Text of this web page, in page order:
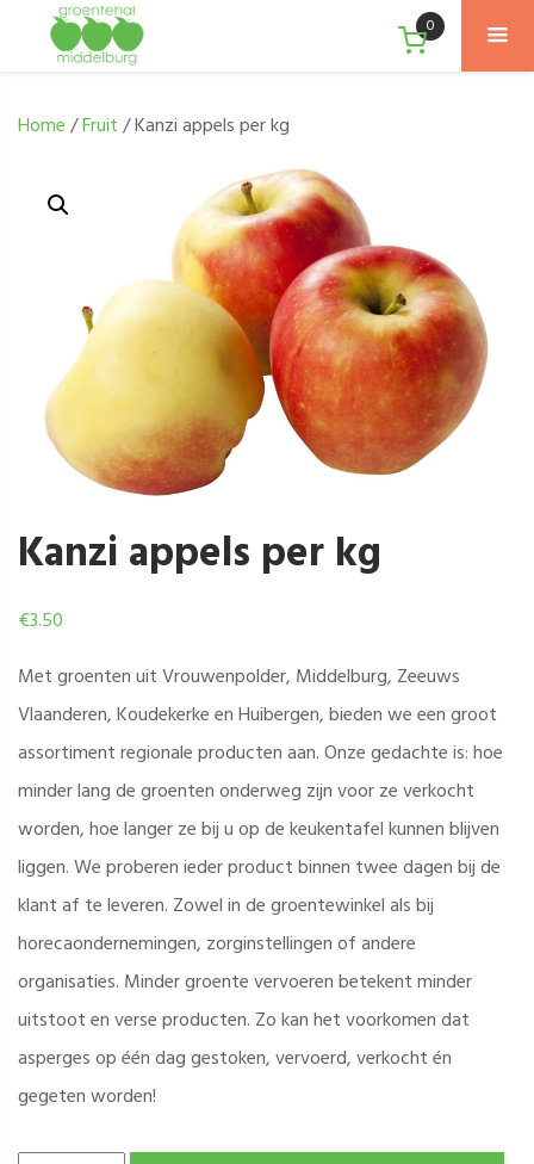
0
Home/Fruit/ Kanzi appels per kg
Kanzi appels per kg
€3.50
Met groenten uit Vrouwenpolder, Middelburg, Zeeuws
Vlaanderen, Koudekerke en Huibergen, bieden we een groot
assortiment regionale producten aan. Onze gedachte is: hoe
minder lang de groenten onderweg zijn voor ze verkocht
worden, hoe langer ze bij u op de keukentafel kunnen blijven
liggen. We proberen ieder product binnen twee dagen bij de
klant af te leveren. Zowel in de groentewinkel als bij
horecaondernemingen, zorginstellingen of andere
organisaties. Minder groente vervoeren betekent minder
uitstoot en verse producten. Zo kan het voorkomen dat
asperges op één dag gestoken, vervoerd, verkocht én
gegeten worden!